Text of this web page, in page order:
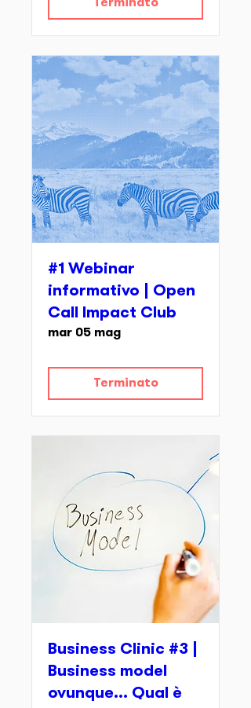
Terminato
#1 Webinar
informativo | Open
Call Impact Club
mar 05 mag
Terminato
Business Clinic #3 |
Business model
ovunque... Qual è